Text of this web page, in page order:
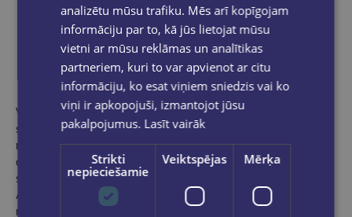
Produkta apraksts
Vai tu zini, kurš no apakšdelma kauliem ir elkoņa un kurš –
spieķa kauls? Un ko dara aortas vārstulis? Kuri muskuļi ļauj
mums smaidīt? Grāmata Cilvēka ķermenis noderēs kā labs
ceļvedis cilvēka anatomijā. Tajā apskatītas visdažādākās
struktūras – no skeleta līdz ādai, no plaušām līdz limfvadiem.
Apvienojot tekstu, ko visiem saprotamā valodā sarakstījuši
medicīnas eksperti, ar detalizētiem krāsainiem attēliem,
analizētu mūsu trafiku. Mēs arī kopīgojam
informāciju par to, kā jūs lietojat mūsu
vietni ar mūsu reklāmas un analītikas
partneriem, kuri to var apvienot ar citu
informāciju, ko esat viņiem sniedzis vai ko
viņi ir apkopojuši, izmantojot jūsu
pakalpojumus. Lasīt vairāk
Strikti
nepieciešamie
Veiktspējas Mērķa